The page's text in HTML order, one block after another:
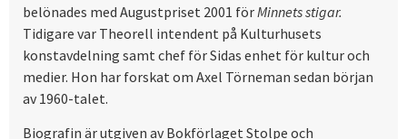
belönades med Augustpriset 2001 förMinnets stigar.
Tidigare var Theorell intendent på Kulturhusets
konstavdelning samt chef för Sidas enhet för kultur och
medier. Hon har forskat om Axel Törneman sedan början
av 1960-talet.
Biografin är utgiven av Bokförlaget Stolpe och